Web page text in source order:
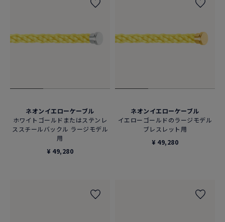
ネオンイエローケーブル
ホワイトゴールドまたはステンレ
ススチールバックル ラージモデル
用
¥ 49,280
ネオンイエローケーブル
イエローゴールドのラージモデル
ブレスレット用
¥ 49,280